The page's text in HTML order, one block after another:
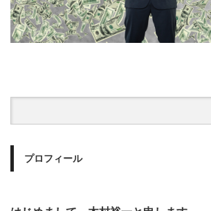
プロフィール